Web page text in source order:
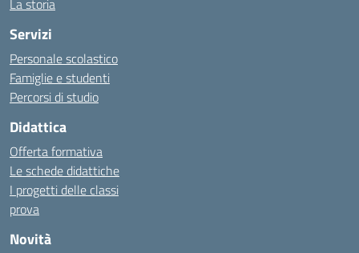
La storia
Servizi
Personale scolastico
Famiglie e studenti
Percorsi di studio
Didattica
Offerta formativa
Le schede didattiche
I progetti delle classi
prova
Novità